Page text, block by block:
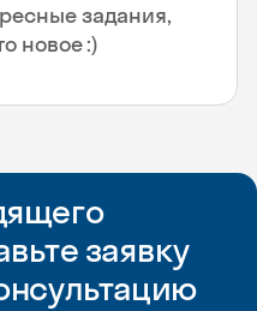
задания,
новое :)
заявку